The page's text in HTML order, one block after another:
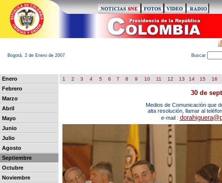
Bogotá. 2 de Enero de 2007 Buscar
Enero
Febrero
Marzo
Abril
Mayo
Junio
Julio
Agosto
Septiembre
Octubre
Noviembre
1 2 3 4 5 6 7 8 9 10 11 12 13 14 15 16
30 de
Medios de Comunicación que
alta resolución, llamar al
e-mail :